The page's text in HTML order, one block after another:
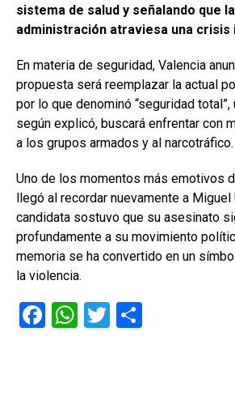
sistema de salud y señalando que
administración atraviesa una crisis
En materia de seguridad, Valencia
propuesta será reemplazar la actual
por lo que denominó “seguridad
según explicó, buscará enfrentar con
a los grupos armados y al narcotráfico.
Uno de los momentos más emotivos
llegó al recordar nuevamente a Miguel
candidata sostuvo que su asesinato
profundamente a su movimiento
memoria se ha convertido en un
la violencia.
F
W T